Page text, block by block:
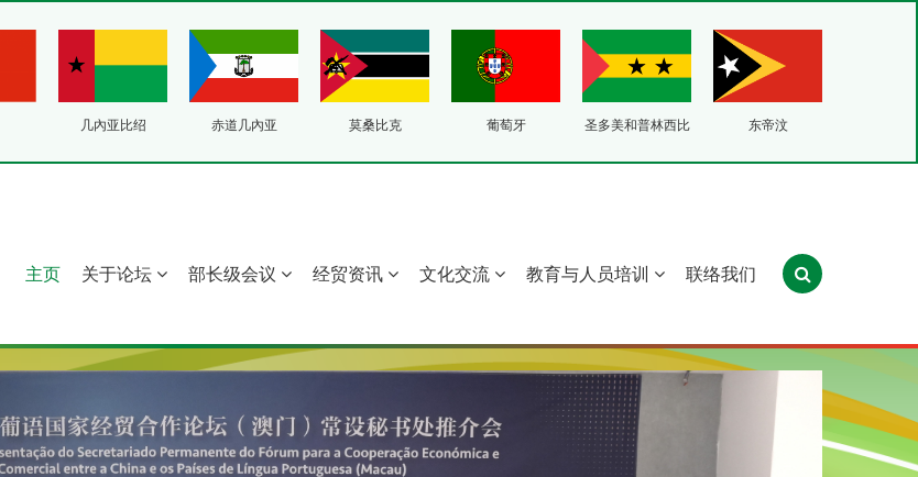
几內亚比绍 赤道几內亚 莫桑比克 葡萄牙 圣多美和普林西比 东帝汶
主页 关于论坛 部长级会议 经贸资讯 文化交流 教育与人员培训 联络我们